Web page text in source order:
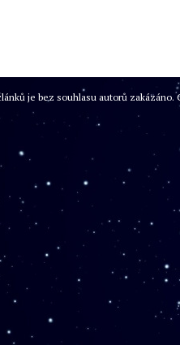
je bez souhlasu autorů